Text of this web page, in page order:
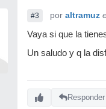
#3 por altramuz
Vaya si que la
Un saludo y q la
Responder